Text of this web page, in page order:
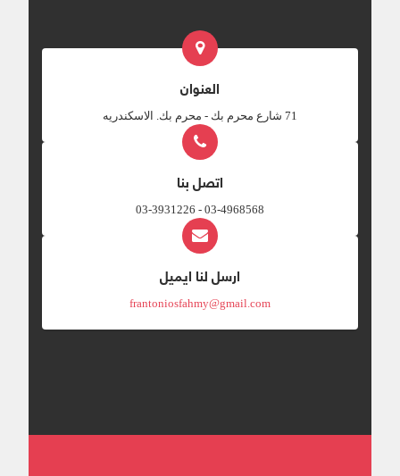
العنوان
‎71 شارع محرم بك - محرم بك. الاسكندريه
اتصل بنا
03-4968568 - 03-3931226
ارسل لنا ايميل
frantoniosfahmy@gmail.com